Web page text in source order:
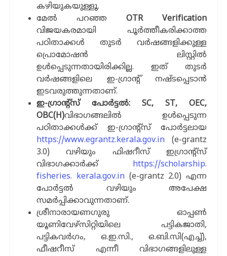
കഴിയുകയുള്ളൂ.
മേല്‍ പറഞ്ഞ OTR Verification
വിജയകരമായി പൂര്‍ത്തീകരിക്കാത്ത
പഠിതാക്കള്‍ തുടര്‍ വര്‍ഷങ്ങളിക്കുള്ള
പ്രൊമോഷന്‍ ലിസ്റ്റില്‍
ഉള്‍പ്പെടുന്നതായിരിക്കില്ല. ഇത് തുടര്‍
വര്‍ഷങ്ങളിലെ ഇ-ഗ്രാന്‍റ് നഷ്ടപ്പെടാന്‍
ഇടവരുത്തുന്നതാണ്.
ഇ-ഗ്രാന്റ്സ് പോർട്ടൽ: SC, ST, OEC,
OBC(H)വിഭാഗങ്ങലില്‍ ഉള്‍പ്പെടുന്ന
പഠിതാക്കള്‍ക്ക് ഇ-ഗ്രാന്റ്സ് പോർട്ടലായ
https://www.egrantz.kerala.gov.in (e-grantz
3.0) വഴിയും ഫിഷറീസ് ഇഗ്രാന്‍റ്സ്
വിഭാഗക്കാര്‍ക്ക് https://scholarship.
fisheries. kerala.gov.in (e-grantz 2.0) എന്ന
പോര്‍ട്ടല്‍ വഴിയും അപേക്ഷ
സമര്‍പ്പിക്കാവുന്നതാണ്.
ശ്രീനാരായണഗുരു ഓപ്പണ്‍
യൂണിവേഴ്സിറ്റിയിലെ പട്ടികജാതി,
പട്ടികവർഗം, ഒ.ഇ.സി., ഒ.ബി.സി(എച്ച്),
ഫീഷറീസ് എന്നീ വിഭാഗങ്ങളിലുള്ള